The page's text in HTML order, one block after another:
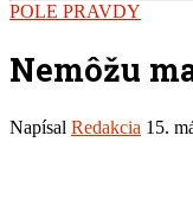
POLE PRAVDY
Nemôžu
Napísal Redakcia 15.